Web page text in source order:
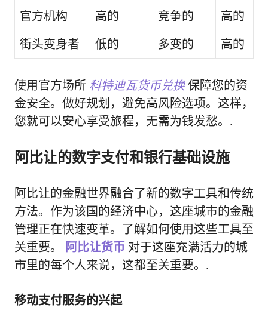
官方机构 高的 竞争的 高的
街头变身者 低的 多变的 高的
使用官方场所 科特迪瓦货币兑换保障您的资
金安全。做好规划，避免高风险选项。这样，
您就可以安心享受旅程，无需为钱发愁。.
阿比让的数字支付和银行基础设施
阿比让的金融世界融合了新的数字工具和传统
方法。作为该国的经济中心，这座城市的金融
管理正在快速变革。了解如何使用这些工具至
关重要。
阿比让货币 对于这座充满活力的城
市里的每个人来说，这都至关重要。.
移动支付服务的兴起